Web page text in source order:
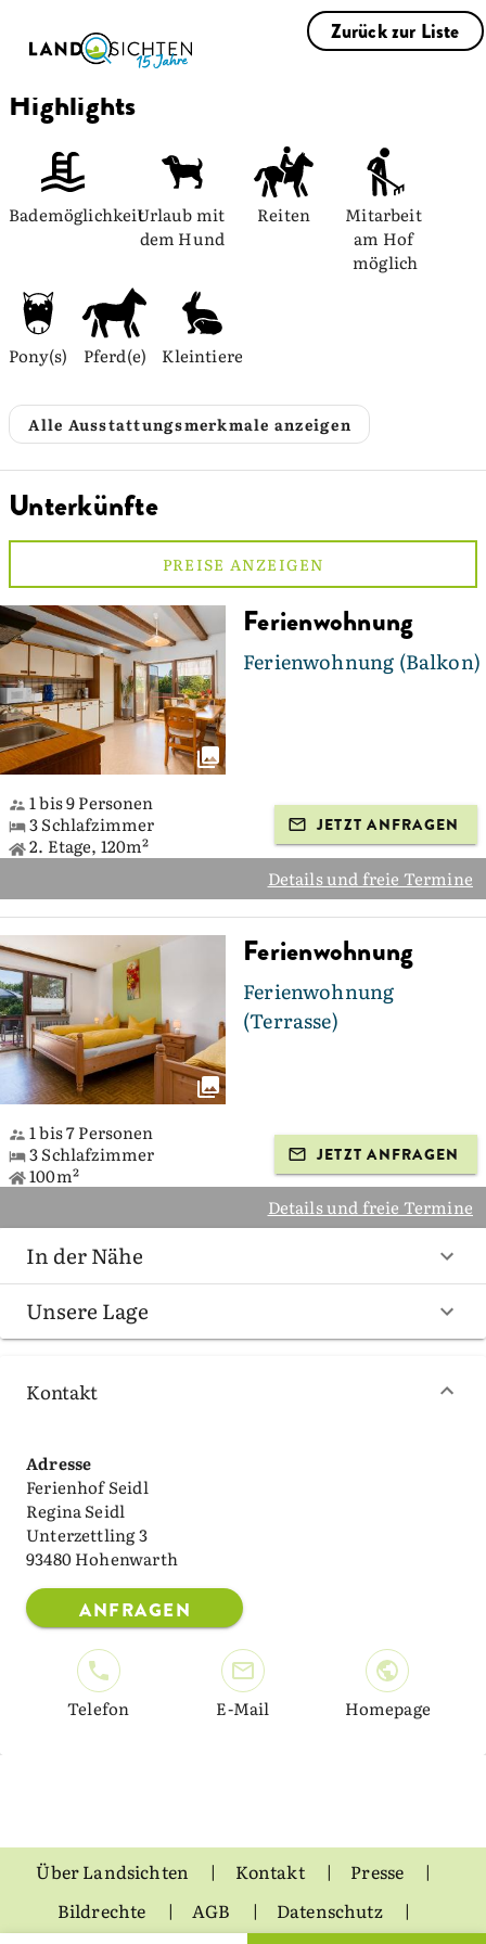
Zurück zur Liste
Highlights
BademöglichkeitUrlaub mit
dem Hund
Reiten
Mitarbeit
am Hof
möglich
Pony(s) Pferd(e) Kleintiere
Alle Ausstattungsmerkmale anzeigen
Unterkünfte
PREISE ANZEIGEN
Ferienwohnung
Ferienwohnung (Balkon)
1 bis 9 Personen
3 Schlafzimmer
2. Etage, 120m²
JETZT ANFRAGEN
Details und freie Termine
Ferienwohnung
Ferienwohnung
(Terrasse)
1 bis 7 Personen
3 Schlafzimmer
100m²
JETZT ANFRAGEN
Details und freie Termine
In der Nähe
Unsere Lage
Kontakt
Adresse
Ferienhof Seidl
Regina Seidl
Unterzettling 3
93480 Hohenwarth
ANFRAGEN
Telefon E-Mail Homepage
Über Landsichten Kontakt
Presse
Bildrechte
AGB
Datenschutz